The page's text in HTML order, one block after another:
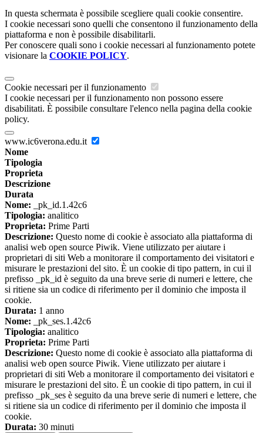
In questa schermata è possibile scegliere quali cookie consentire.
I cookie necessari sono quelli che consentono il funzionamento della
piattaforma e non è possibile disabilitarli.
Per conoscere quali sono i cookie necessari al funzionamento potete
visionare la COOKIE POLICY.
Cookie necessari per il funzionamento
I cookie necessari per il funzionamento non possono essere
disabilitati. È possibile consultare l'elenco nella pagina della cookie
policy.
www.ic6verona.edu.it
Nome
Tipologia
Proprieta
Descrizione
Durata
Nome: _pk_id.1.42c6
Tipologia: analitico
Proprieta: Prime Parti
Descrizione: Questo nome di cookie è associato alla piattaforma di
analisi web open source Piwik. Viene utilizzato per aiutare i
proprietari di siti Web a monitorare il comportamento dei visitatori e
misurare le prestazioni del sito. È un cookie di tipo pattern, in cui il
prefisso _pk_id è seguito da una breve serie di numeri e lettere, che
si ritiene sia un codice di riferimento per il dominio che imposta il
cookie.
Durata: 1 anno
Nome: _pk_ses.1.42c6
Tipologia: analitico
Proprieta: Prime Parti
Descrizione: Questo nome di cookie è associato alla piattaforma di
analisi web open source Piwik. Viene utilizzato per aiutare i
proprietari di siti Web a monitorare il comportamento dei visitatori e
misurare le prestazioni del sito. È un cookie di tipo pattern, in cui il
prefisso _pk_ses è seguito da una breve serie di numeri e lettere, che
si ritiene sia un codice di riferimento per il dominio che imposta il
cookie.
Durata: 30 minuti